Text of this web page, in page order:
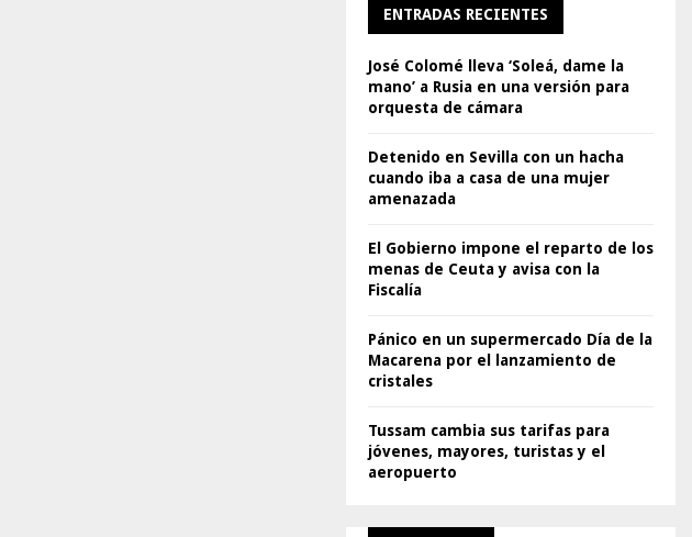
ENTRADAS RECIENTES
José Colomé lleva ‘Soleá, dame la
mano’ a Rusia en una versión para
orquesta de cámara
Detenido en Sevilla con un hacha
cuando iba a casa de una mujer
amenazada
El Gobierno impone el reparto de los
menas de Ceuta y avisa con la
Fiscalía
Pánico en un supermercado Día de la
Macarena por el lanzamiento de
cristales
Tussam cambia sus tarifas para
jóvenes, mayores, turistas y el
aeropuerto